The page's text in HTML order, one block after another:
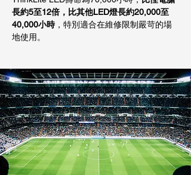
長約5至12倍，比其他LED燈長約20,000至
40,000小時，特別適合在維修限制嚴苛的場
地使用。